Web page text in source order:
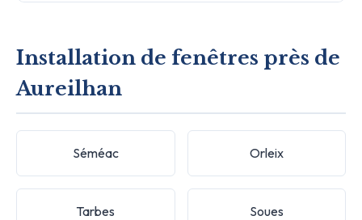
Installation de fenêtres près de
Aureilhan
Séméac Orleix
Tarbes Soues